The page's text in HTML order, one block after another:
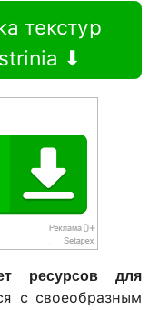
текстур
⬇
ресурсов для
с своеобразным